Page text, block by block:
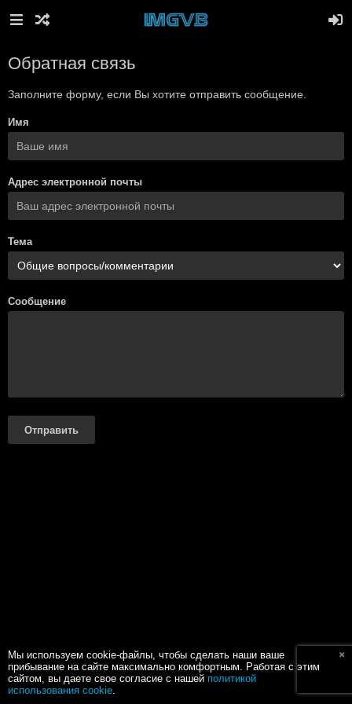
Обратная связь
Заполните форму, если Вы хотите отправить сообщение.
Имя
Адрес электронной почты
Тема
Сообщение
Отправить
Мы используем cookie-файлы, чтобы сделать наши ваше
прибывание на сайте максимально комфортным. Работая с этим
сайтом, вы даете свое согласие с нашей политикой
использования cookie.